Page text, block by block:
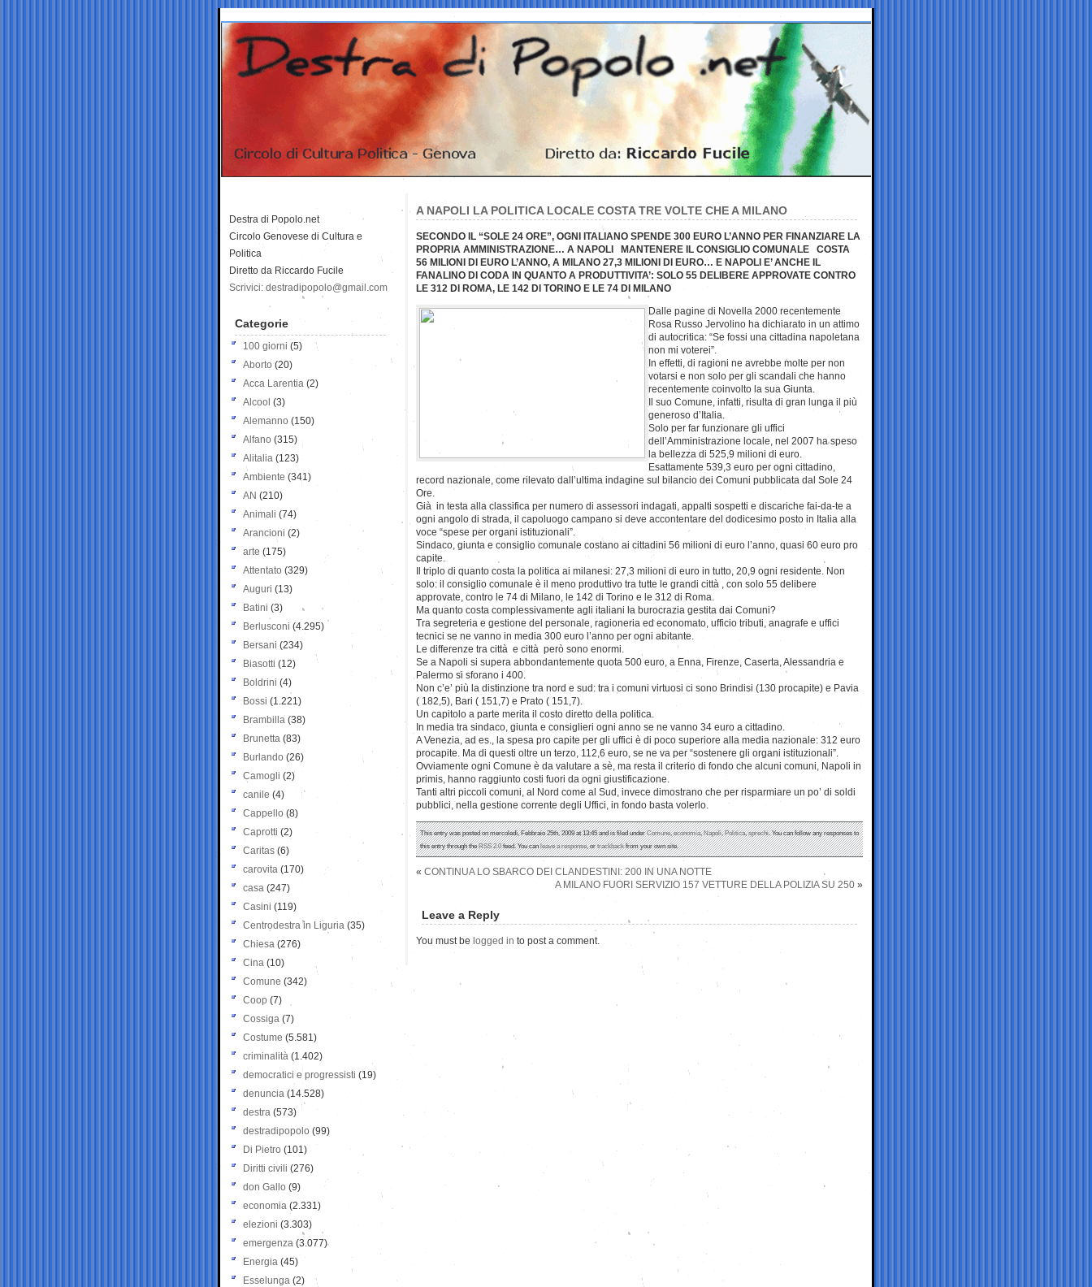
A NAPOLI LA POLITICA LOCALE COSTA TRE VOLTE CHE A MILANO
SECONDO IL “SOLE 24 ORE”, OGNI ITALIANO SPENDE 300 EURO L’ANNO PER FINANZIARE LA
PROPRIA AMMINISTRAZIONE… A NAPOLI MANTENERE IL CONSIGLIO COMUNALE COSTA
56 MILIONI DI EURO L’ANNO, A MILANO 27,3 MILIONI DI EURO… E NAPOLI E’ ANCHE IL
FANALINO DI CODA IN QUANTO A PRODUTTIVITA’: SOLO 55 DELIBERE APPROVATE CONTRO
LE 312 DI ROMA, LE 142 DI TORINO E LE 74 DI MILANO
Dalle pagine di Novella 2000 recentemente
Rosa Russo Jervolino ha dichiarato in un attimo
di autocritica: “Se fossi una cittadina napoletana
non mi voterei”.
In effetti, di ragioni ne avrebbe molte per non
votarsi e non solo per gli scandali che hanno
recentemente coinvolto la sua Giunta.
Il suo Comune, infatti, risulta di gran lunga il più
generoso d’Italia.
Solo per far funzionare gli uffici
dell’Amministrazione locale, nel 2007 ha speso
la bellezza di 525,9 milioni di euro.
Esattamente 539,3 euro per ogni cittadino,
record nazionale, come rilevato dall’ultima indagine sul bilancio dei Comuni pubblicata dal Sole 24
Ore.
Già in testa alla classifica per numero di assessori indagati, appalti sospetti e discariche fai-da-te a
ogni angolo di strada, il capoluogo campano si deve accontentare del dodicesimo posto in Italia alla
voce “spese per organi istituzionali”.
Sindaco, giunta e consiglio comunale costano ai cittadini 56 milioni di euro l’anno, quasi 60 euro pro
capite.
Il triplo di quanto costa la politica ai milanesi: 27,3 milioni di euro in tutto, 20,9 ogni residente. Non
solo: il consiglio comunale è il meno produttivo tra tutte le grandi città , con solo 55 delibere
approvate, contro le 74 di Milano, le 142 di Torino e le 312 di Roma.
Ma quanto costa complessivamente agli italiani la burocrazia gestita dai Comuni?
Tra segreteria e gestione del personale, ragioneria ed economato, ufficio tributi, anagrafe e uffici
tecnici se ne vanno in media 300 euro l’anno per ogni abitante.
Le differenze tra città e città però sono enormi.
Se a Napoli si supera abbondantemente quota 500 euro, a Enna, Firenze, Caserta, Alessandria e
Palermo si sforano i 400.
Non c’e’ più la distinzione tra nord e sud: tra i comuni virtuosi ci sono Brindisi (130 procapite) e Pavia
( 182,5), Bari ( 151,7) e Prato ( 151,7).
Un capitolo a parte merita il costo diretto della politica.
In media tra sindaco, giunta e consiglieri ogni anno se ne vanno 34 euro a cittadino.
A Venezia, ad es., la spesa pro capite per gli uffici è di poco superiore alla media nazionale: 312 euro
procapite. Ma di questi oltre un terzo, 112,6 euro, se ne va per “sostenere gli organi istituzionali”.
Ovviamente ogni Comune è da valutare a sè, ma resta il criterio di fondo che alcuni comuni, Napoli in
primis, hanno raggiunto costi fuori da ogni giustificazione.
Tanti altri piccoli comuni, al Nord come al Sud, invece dimostrano che per risparmiare un po’ di soldi
pubblici, nella gestione corrente degli Uffici, in fondo basta volerlo.
This entry was posted on mercoledì, Febbraio 25th, 2009 at 13:45 and is filed underComune,economia,Napoli,Politica,sprechi. You can follow any responses to
this entry through theRSS 2.0feed. You canleave a response, ortrackbackfrom your own site.
« CONTINUA LO SBARCO DEI CLANDESTINI: 200 IN UNA NOTTE
A MILANO FUORI SERVIZIO 157 VETTURE DELLA POLIZIA SU 250 »
Leave a Reply
You must be logged in to post a comment.
Destra di Popolo.net
Circolo Genovese di Cultura e
Politica
Diretto da Riccardo Fucile
Scrivici: destradipopolo@gmail.com
Categorie
100 giorni (5)
Aborto (20)
Acca Larentia (2)
Alcool (3)
Alemanno (150)
Alfano (315)
Alitalia (123)
Ambiente (341)
AN (210)
Animali (74)
Arancioni (2)
arte (175)
Attentato (329)
Auguri (13)
Batini (3)
Berlusconi (4.295)
Bersani (234)
Biasotti (12)
Boldrini (4)
Bossi (1.221)
Brambilla (38)
Brunetta (83)
Burlando (26)
Camogli (2)
canile (4)
Cappello (8)
Caprotti (2)
Caritas (6)
carovita (170)
casa (247)
Casini (119)
Centrodestra in Liguria (35)
Chiesa (276)
Cina (10)
Comune (342)
Coop (7)
Cossiga (7)
Costume (5.581)
criminalità (1.402)
democratici e progressisti (19)
denuncia (14.528)
destra (573)
destradipopolo (99)
Di Pietro (101)
Diritti civili (276)
don Gallo (9)
economia (2.331)
elezioni (3.303)
emergenza (3.077)
Energia (45)
Esselunga (2)